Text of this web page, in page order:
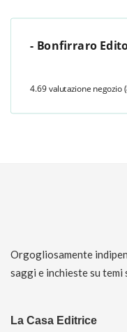
- Bonfirraro
4.69 valutazione negozio
Orgogliosamente
saggi e inchieste su temi
La Casa Editrice